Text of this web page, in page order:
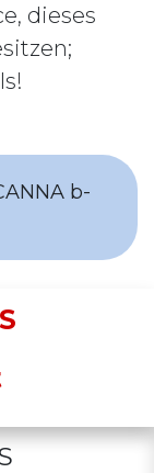
dieses
b-